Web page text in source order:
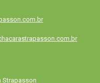
Strapasson